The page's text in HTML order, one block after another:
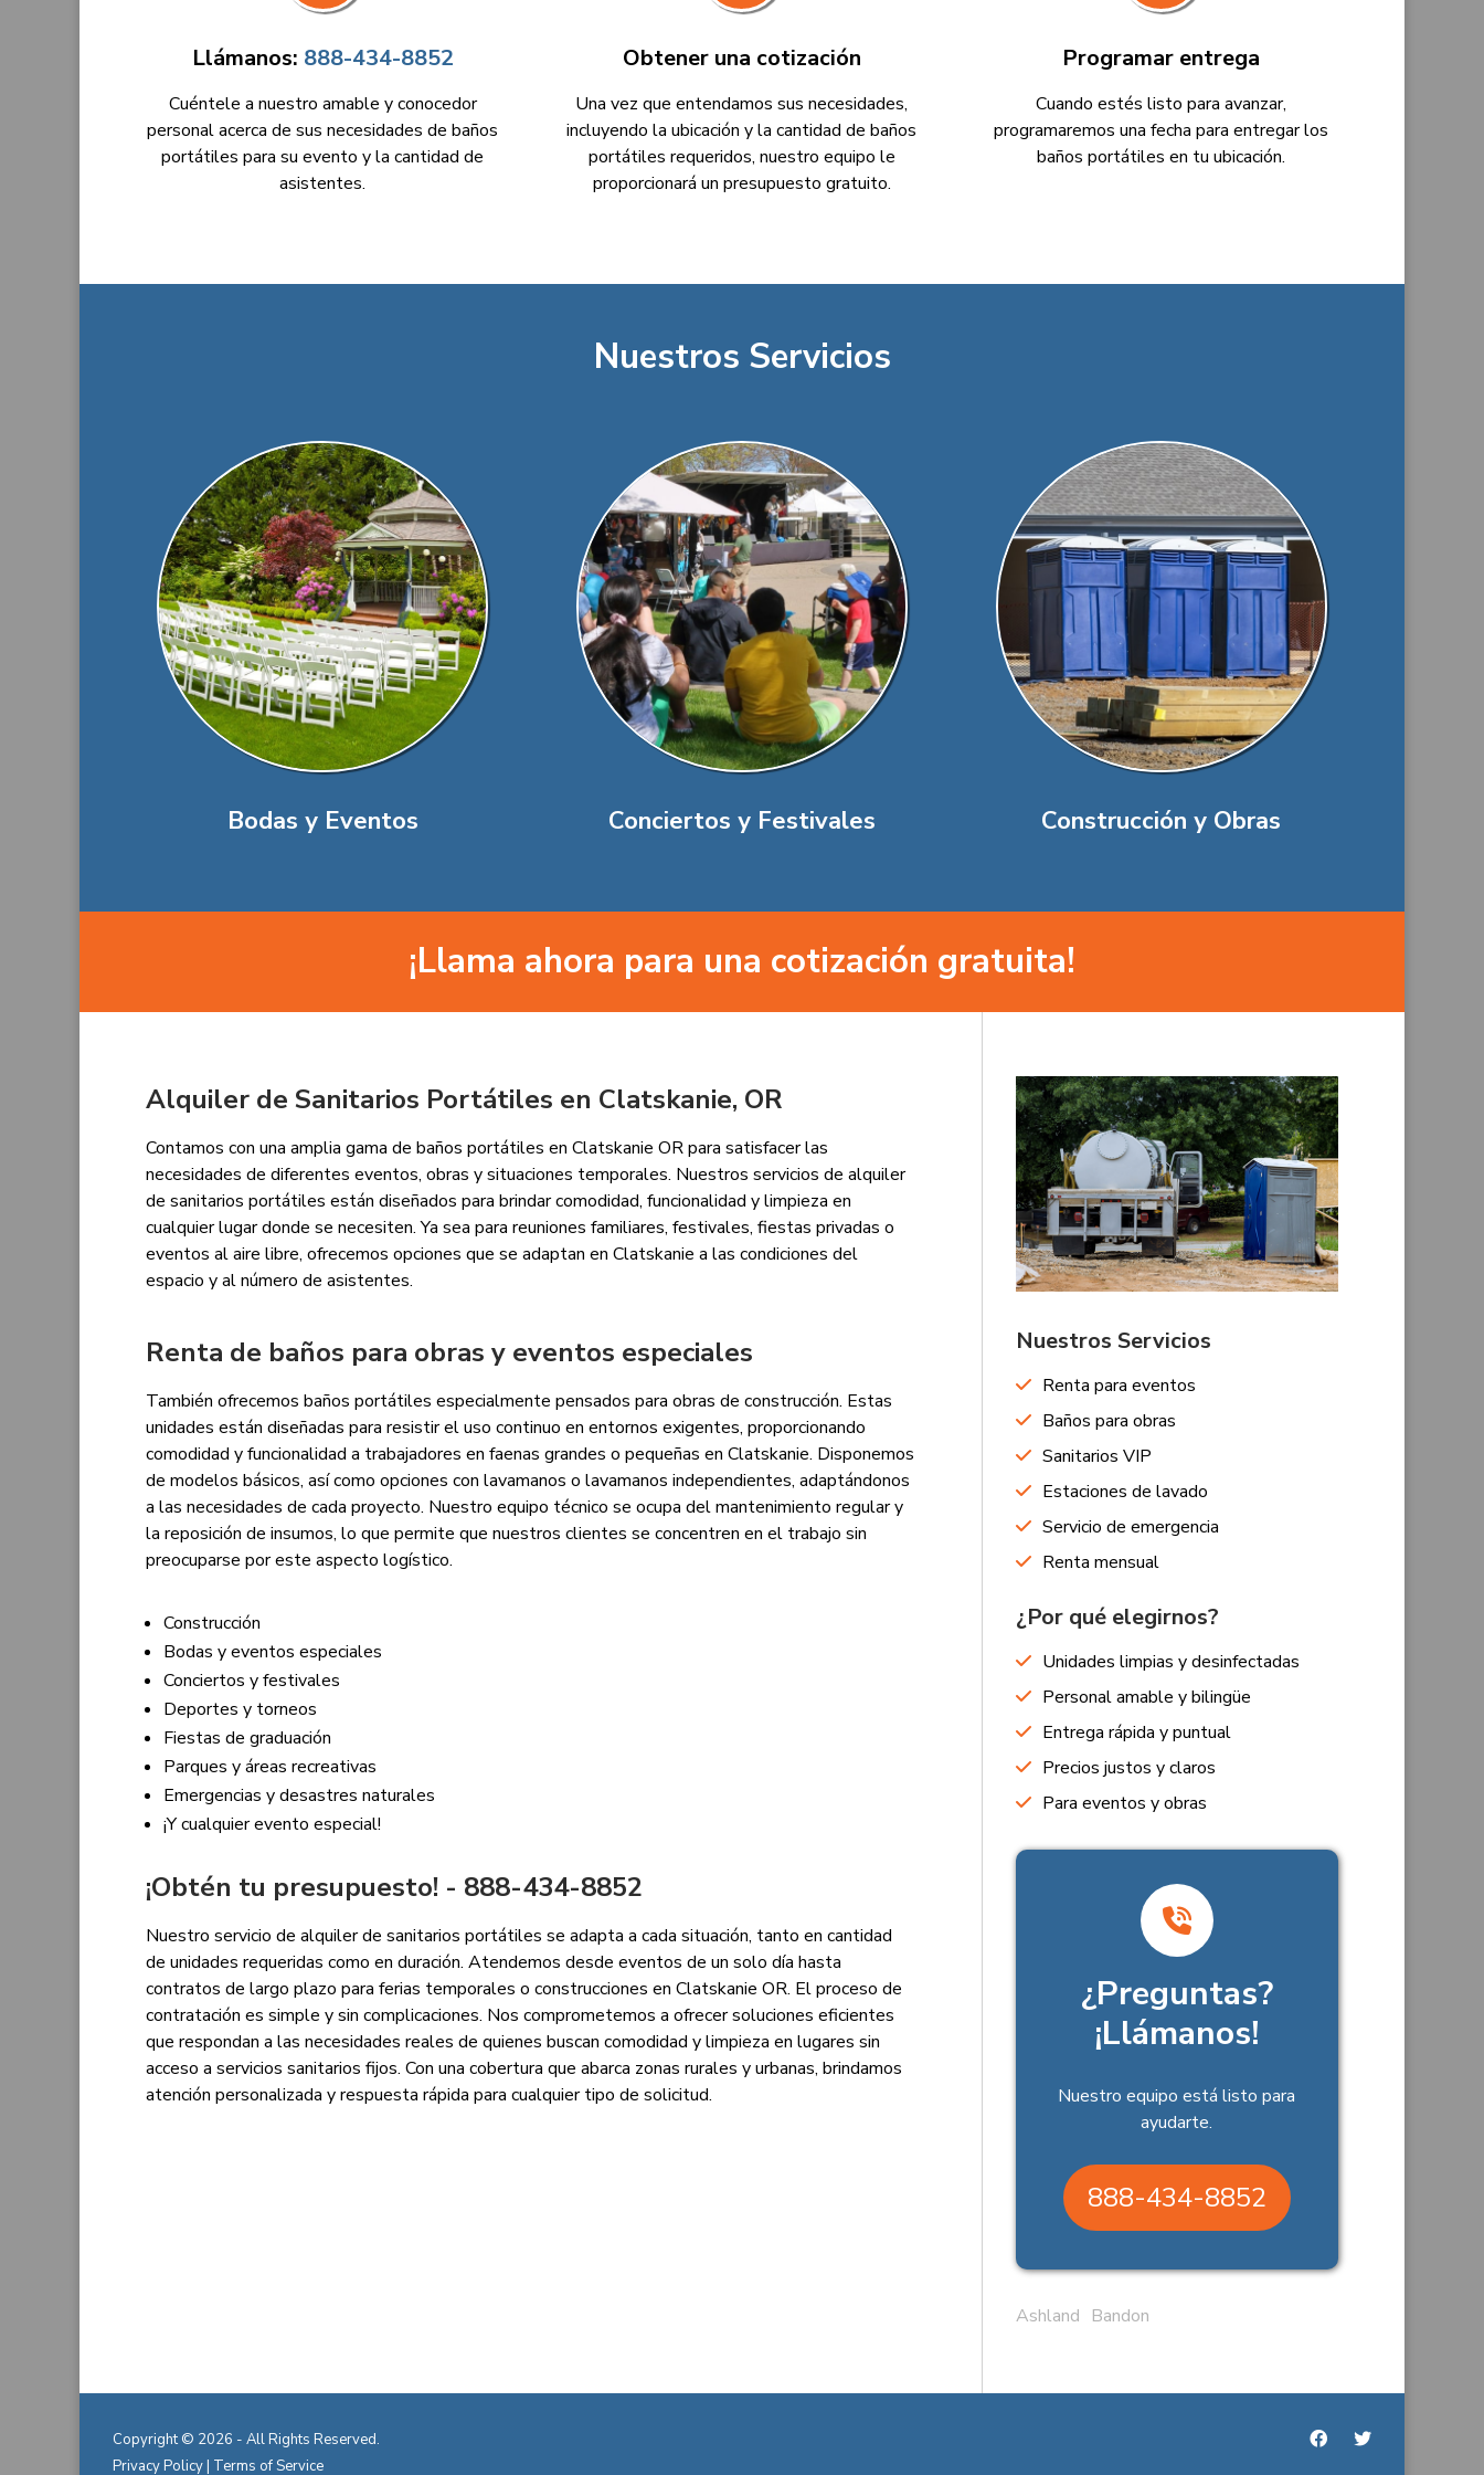
Llámanos: 888-434-8852
Cuéntele a nuestro amable y conocedor
personal acerca de sus necesidades de baños
portátiles para su evento y la cantidad de
asistentes.
Obtener una cotización
Una vez que entendamos sus necesidades,
incluyendo la ubicación y la cantidad de baños
portátiles requeridos, nuestro equipo le
proporcionará un presupuesto gratuito.
Programar entrega
Cuando estés listo para avanzar,
programaremos una fecha para entregar los
baños portátiles en tu ubicación.
Nuestros Servicios
Bodas y Eventos Conciertos y Festivales Construcción y Obras
¡Llama ahora para una cotización gratuita!
Alquiler de Sanitarios Portátiles en Clatskanie, OR
Contamos con una amplia gama de baños portátiles en Clatskanie OR para satisfacer las
necesidades de diferentes eventos, obras y situaciones temporales. Nuestros servicios de alquiler
de sanitarios portátiles están diseñados para brindar comodidad, funcionalidad y limpieza en
cualquier lugar donde se necesiten. Ya sea para reuniones familiares, festivales, fiestas privadas o
eventos al aire libre, ofrecemos opciones que se adaptan en Clatskanie a las condiciones del
espacio y al número de asistentes.
Renta de baños para obras y eventos especiales
También ofrecemos baños portátiles especialmente pensados para obras de construcción. Estas
unidades están diseñadas para resistir el uso continuo en entornos exigentes, proporcionando
comodidad y funcionalidad a trabajadores en faenas grandes o pequeñas en Clatskanie. Disponemos
de modelos básicos, así como opciones con lavamanos o lavamanos independientes, adaptándonos
a las necesidades de cada proyecto. Nuestro equipo técnico se ocupa del mantenimiento regular y
la reposición de insumos, lo que permite que nuestros clientes se concentren en el trabajo sin
preocuparse por este aspecto logístico.
Construcción
Bodas y eventos especiales
Conciertos y festivales
Deportes y torneos
Fiestas de graduación
Parques y áreas recreativas
Emergencias y desastres naturales
¡Y cualquier evento especial!
¡Obtén tu presupuesto! - 888-434-8852
Nuestro servicio de alquiler de sanitarios portátiles se adapta a cada situación, tanto en cantidad
de unidades requeridas como en duración. Atendemos desde eventos de un solo día hasta
contratos de largo plazo para ferias temporales o construcciones en Clatskanie OR. El proceso de
contratación es simple y sin complicaciones. Nos comprometemos a ofrecer soluciones eficientes
que respondan a las necesidades reales de quienes buscan comodidad y limpieza en lugares sin
acceso a servicios sanitarios fijos. Con una cobertura que abarca zonas rurales y urbanas, brindamos
atención personalizada y respuesta rápida para cualquier tipo de solicitud.
Nuestros Servicios
Renta para eventos
Baños para obras
Sanitarios VIP
Estaciones de lavado
Servicio de emergencia
Renta mensual
¿Por qué elegirnos?
Unidades limpias y desinfectadas
Personal amable y bilingüe
Entrega rápida y puntual
Precios justos y claros
Para eventos y obras
¿Preguntas?
¡Llámanos!
Nuestro equipo está listo para
ayudarte.
888-434-8852
Ashland Bandon
Copyright © 2026 - All Rights Reserved.
Privacy Policy| Terms of Service